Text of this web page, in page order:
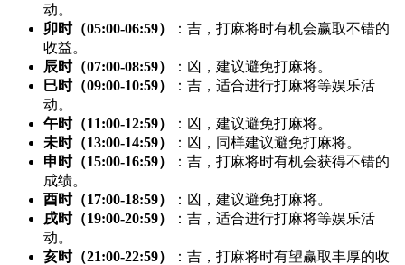
动。
卯时（05:00-06:59）
：吉，打麻将时有机会赢取不错的
收益。
辰时（07:00-08:59）
：凶，建议避免打麻将。
巳时（09:00-10:59）
：吉，适合进行打麻将等娱乐活
动。
午时（11:00-12:59）
：凶，建议避免打麻将。
未时（13:00-14:59）
：凶，同样建议避免打麻将。
申时（15:00-16:59）
：吉，打麻将时有机会获得不错的
成绩。
酉时（17:00-18:59）
：凶，建议避免打麻将。
戌时（19:00-20:59）
：吉，适合进行打麻将等娱乐活
动。
亥时（21:00-22:59）
：吉，打麻将时有望赢取丰厚的收